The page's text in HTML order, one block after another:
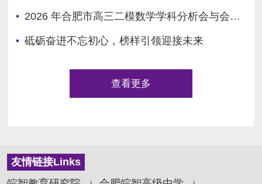
2026 年合肥市高三二模数学学科分析会与会心得
砥砺奋进不忘初心，榜样引领迎接未来
查看更多
友情链接Links